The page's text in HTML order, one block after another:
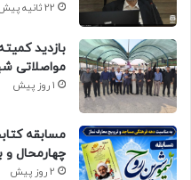
22 ثانیه پیش
بازدید
مواصلاتی
1 روز پیش
مسابقه
چهارمحال و
2 روز پیش